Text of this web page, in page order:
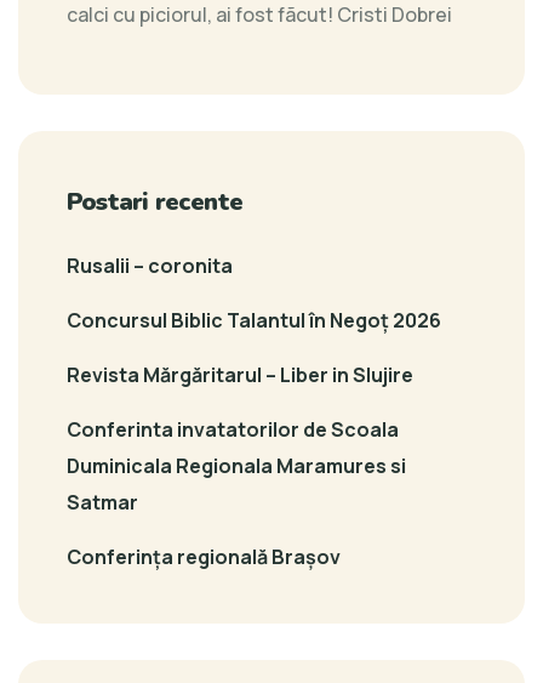
calci cu piciorul, ai fost fãcut! Cristi Dobrei
Postari recente
Rusalii – coronita
Concursul Biblic Talantul în Negoț 2026
Revista Mărgăritarul – Liber in Slujire
Conferinta invatatorilor de Scoala
Duminicala Regionala Maramures si
Satmar
Conferința regională Brașov